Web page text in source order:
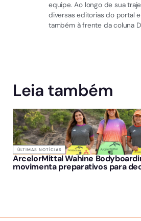
equipe. Ao longo de sua
diversas editorias do portal
também à frente da coluna
Leia também
ÚLTIMAS NOTÍCIAS
ArcelorMittal Wahine
movimenta preparativos para